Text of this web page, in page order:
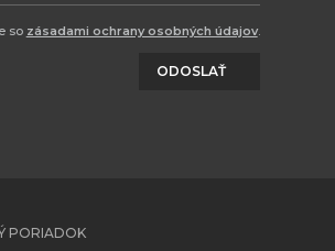
so zásadami ochrany osobných údajov.
ODOSLAŤ
PORIADOK